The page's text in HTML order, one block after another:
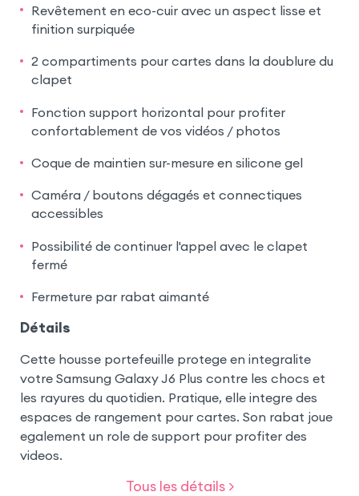
Revêtement en eco-cuir avec un aspect lisse et
finition surpiquée
2 compartiments pour cartes dans la doublure du
clapet
Fonction support horizontal pour profiter
confortablement de vos vidéos / photos
Coque de maintien sur-mesure en silicone gel
Caméra / boutons dégagés et connectiques
accessibles
Possibilité de continuer l'appel avec le clapet
fermé
Fermeture par rabat aimanté
Détails
Cette housse portefeuille protege en integralite
votre Samsung Galaxy J6 Plus contre les chocs et
les rayures du quotidien. Pratique, elle integre des
espaces de rangement pour cartes. Son rabat joue
egalement un role de support pour profiter des
videos.
Tous les détails >